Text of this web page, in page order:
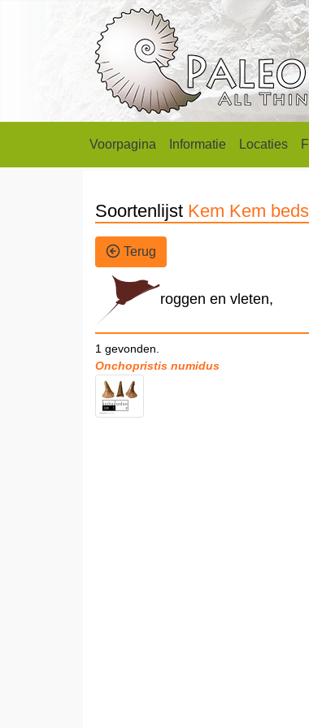
Voorpagina Informatie Locaties
Soortenlijst Kem Kem beds
Terug
roggen en vleten,
1 gevonden.
Onchopristis numidus